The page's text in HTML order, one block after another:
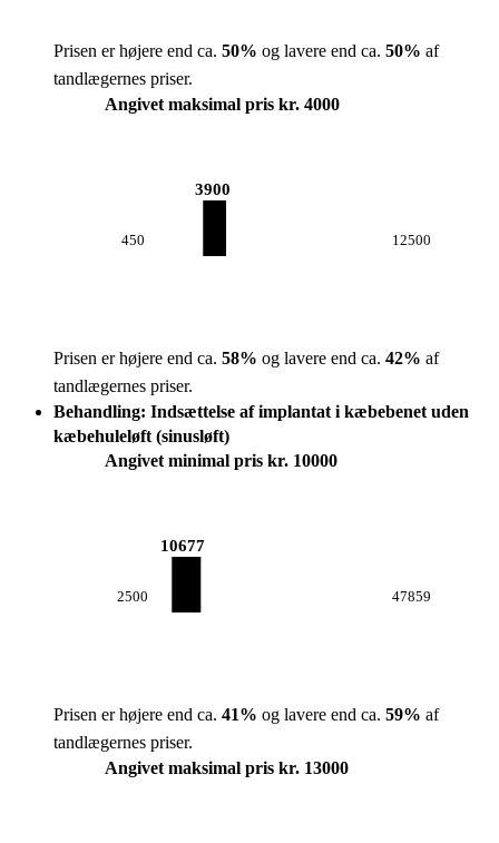
Prisen er højere end ca. 50% og lavere end ca. 50% af
tandlægernes priser.
Angivet maksimal pris kr. 4000
450
3900
12500
Prisen er højere end ca. 58% og lavere end ca. 42% af
tandlægernes priser.
Behandling: Indsættelse af implantat i kæbebenet uden
kæbehuleløft (sinusløft)
Angivet minimal pris kr. 10000
2500
10677
47859
Prisen er højere end ca. 41% og lavere end ca. 59% af
tandlægernes priser.
Angivet maksimal pris kr. 13000